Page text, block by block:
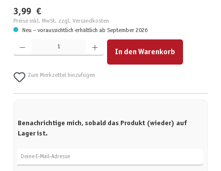
3,99 €
Preise inkl. MwSt. zzgl. Versandkosten
Neu – voraussichtlich erhältlich ab September 2026
Produkt Anzahl: Gib den gewünschten Wert ein oder benutze die Schaltflächen um die Anzahl zu
In den Warenkorb
Zum Merkzettel hinzufügen
Benachrichtige mich, sobald das Produkt (wieder) auf
Lager ist.